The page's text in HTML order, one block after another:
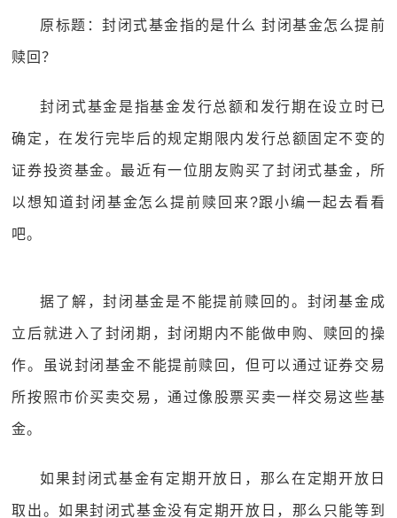
原标题：封闭式基金指的是什么 封闭基金怎么提前
赎回？
封闭式基金是指基金发行总额和发行期在设立时已
确定，在发行完毕后的规定期限内发行总额固定不变的
证券投资基金。最近有一位朋友购买了封闭式基金，所
以想知道封闭基金怎么提前赎回来?跟小编一起去看看
吧。
据了解，封闭基金是不能提前赎回的。封闭基金成
立后就进入了封闭期，封闭期内不能做申购、赎回的操
作。虽说封闭基金不能提前赎回，但可以通过证券交易
所按照市价买卖交易，通过像股票买卖一样交易这些基
金。
如果封闭式基金有定期开放日，那么在定期开放日
取出。如果封闭式基金没有定期开放日，那么只能等到